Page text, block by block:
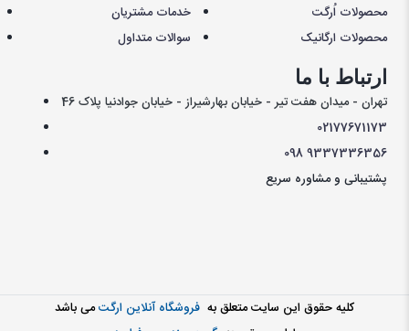
خدمات مشتریان
سوالات متداول
محصولات اُرگت
محصولات ارگانیک
ارتباط با ما
تهران - میدان هفت تیر - خیابان بهارشیراز - خیابان جوادنیا پلاک 46
02177671173
0989337336356
پشتیبانی و مشاوره سریع
کليه حقوق اين سايت متعلق به فروشگاه آنلاین ارگتمی باشد